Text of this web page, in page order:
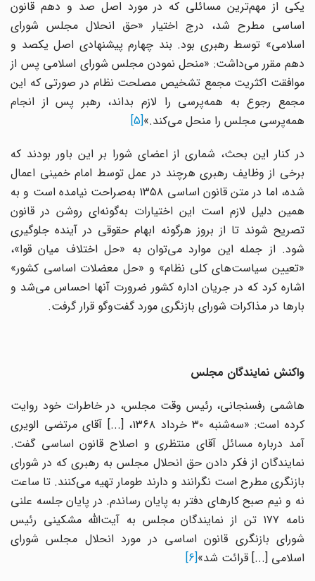
یکی از مهم‌ترین مسائلی که در مورد اصل صد و دهم قانون
اساسی مطرح شد، درج اختیار «حق انحلال مجلس شورای
اسلامی» توسط رهبری بود. بند چهارم پیشنهادی اصل یکصد و
دهم مقرر می‌داشت: «منحل نمودن مجلس شورای اسلامی پس از
موافقت اکثریت مجمع تشخیص مصلحت نظام در صورتی که این
مجمع رجوع به همه‌پرسی را لازم بداند، رهبر پس از انجام
همه‌پرسی مجلس را منحل می‌کند.»[5]
در کنار این بحث، شماری از اعضای شورا بر این باور بودند که
برخی از وظایف رهبری هرچند در عمل توسط امام خمینی اعمال
شده، اما در متن قانون اساسی ۱۳۵۸ به‌صراحت نیامده است و به
همین دلیل لازم است این اختیارات به‌گونه‌ای روشن در قانون
تصریح شوند تا از بروز هرگونه ابهام حقوقی در آینده جلوگیری
شود. از جمله این موارد می‌توان به «حل اختلاف میان قوا»،
«تعیین سیاست‌های کلی نظام» و «حل معضلات اساسی کشور»
اشاره کرد که در جریان اداره کشور ضرورت آنها احساس می‌شد و
بارها در مذاکرات شورای بازنگری مورد گفت‌وگو قرار گرفت.
واکنش نمایندگان مجلس
هاشمی رفسنجانی، رئیس وقت مجلس، در خاطرات خود روایت
کرده است: «سه‌شنبه ۳۰ خرداد ۱۳۶۸، [...] آقای مرتضی الویری
آمد درباره مسائل آقای منتظری و اصلاح قانون اساسی گفت.
نمایندگان از فکر دادن حق انحلال مجلس به رهبری که در شورای
بازنگری مطرح است نگرانند و دارند طومار تهیه می‌کنند. تا ساعت
نه و نیم صبح کارهای دفتر به پایان رساندم. در پایان جلسه علنی
نامه ۱۷۷ تن از نمایندگان مجلس به آیت‌الله مشکینی رئیس
شورای بازنگری قانون اساسی در مورد انحلال مجلس شورای
اسلامی [...] قرائت شد»[6]